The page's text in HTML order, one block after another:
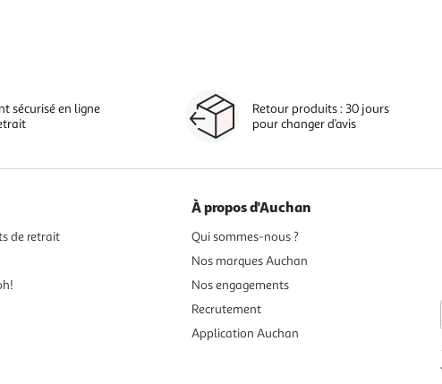
sécurisé en ligne
Retour produits : 30 jours
pour changer d’avis
de retrait
À propos d'Auchan
Qui sommes-nous ?
Nos marques Auchan
Nos engagements
Recrutement
Application Auchan